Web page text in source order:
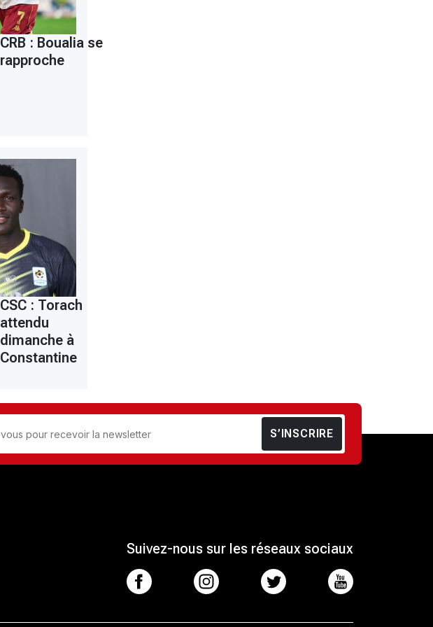
CRB : Boualia se
rapproche
CSC : Torach
attendu
dimanche à
Constantine
S’INSCRIRE
Suivez-nous sur les réseaux sociaux